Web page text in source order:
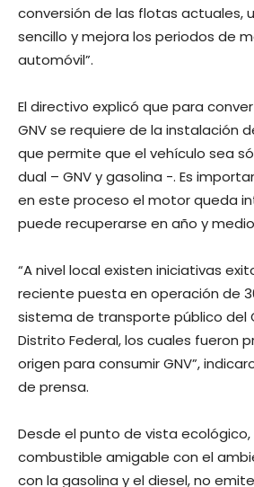
conversión de las flotas actuales,
sencillo y mejora los periodos de
automóvil”.
El directivo explicó que para
GNV se requiere de la instalación
que permite que el vehículo sea
dual – GNV y gasolina -. Es
en este proceso el motor queda
puede recuperarse en año y
“A nivel local existen iniciativas
reciente puesta en operación de
sistema de transporte público del
Distrito Federal, los cuales fueron
origen para consumir GNV”,
de prensa.
Desde el punto de vista ecológico,
combustible amigable con el
con la gasolina y el diesel, no